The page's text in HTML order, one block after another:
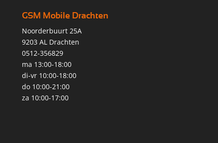
GSM Mobile Drachten
Noorderbuurt 25A
9203 AL Drachten
0512-356829
ma 13:00-18:00
di-vr 10:00-18:00
do 10:00-21:00
za 10:00-17:00